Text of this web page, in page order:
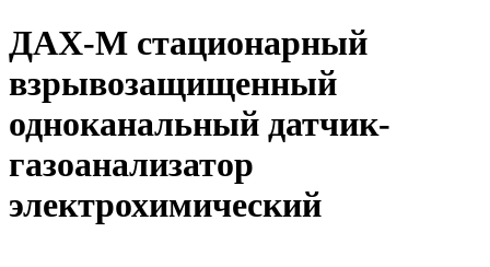
ДАХ-М стационарный
взрывозащищенный
одноканальный датчик-
газоанализатор
электрохимический